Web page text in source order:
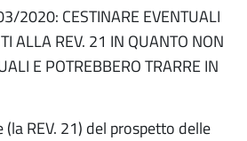
2020: CESTINARE EVENTUALI
ALLA REV. 21 IN QUANTO NON
E POTREBBERO TRARRE IN
REV. 21) del prospetto delle